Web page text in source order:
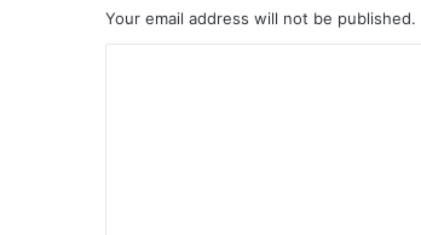
Your email address will not be published.